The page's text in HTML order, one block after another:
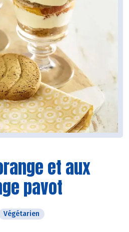
et aux
pavot
Végétarien